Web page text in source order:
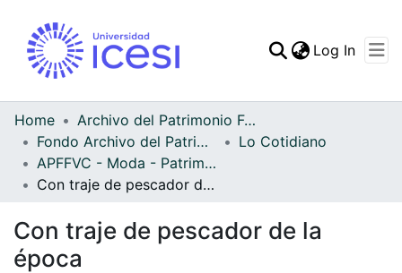
Statistics
Log In
Home
Archivo del Patrimonio Fotográfico y Fílmico del Valle del Cauca
Fondo Archivo del Patrimonio Fotográfico y Fílmico del Valle del Cauca
Lo Cotidiano
APFFVC - Moda - Patrimonial
Con traje de pescador de la época
Con traje de pescador de la
época